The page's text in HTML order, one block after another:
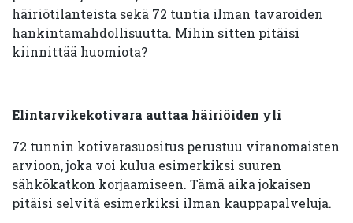
häiriötilanteista sekä 72 tuntia ilman tavaroiden
hankintamahdollisuutta. Mihin sitten pitäisi
kiinnittää huomiota?
Elintarvikekotivara auttaa häiriöiden yli
72 tunnin kotivarasuositus perustuu viranomaisten
arvioon, joka voi kulua esimerkiksi suuren
sähkökatkon korjaamiseen. Tämä aika jokaisen
pitäisi selvitä esimerkiksi ilman kauppapalveluja.